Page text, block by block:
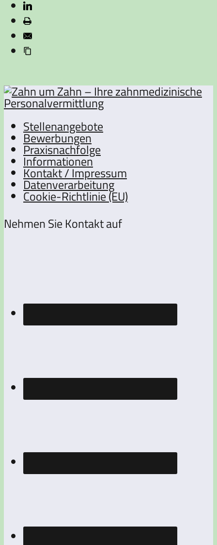
Stellenangebote
Bewerbungen
Praxisnachfolge
Informationen
Kontakt / Impressum
Datenverarbeitung
Cookie-Richtlinie (EU)
Nehmen Sie Kontakt auf